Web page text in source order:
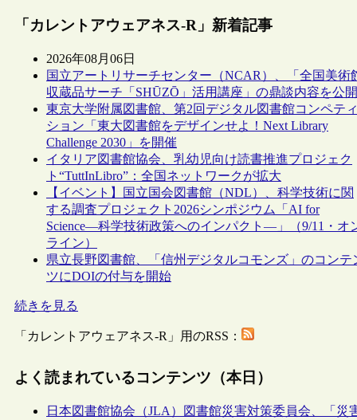
「カレントアウェアネス-R」新着記事
2026年08月06日
国立アートリサーチセンター（NCAR）、「全国美術
収蔵品サーチ「SHŪZŌ」活用講座」の鼎談内容を公開
東京大学附属図書館、第2回デジタル図書館コンペティ
ション「東大図書館をデザインせよ！Next Library
Challenge 2030」を開催
イタリア図書館協会、乳幼児向け読書推進プロジェク
ト“TuttInLibro”：全国ネットワークが拡大
【イベント】国立国会図書館（NDL）、科学技術に関
する調査プロジェクト2026シンポジウム「AI for
Science―科学技術政策へのインパクト―」（9/11・オ
ライン）
県立長野図書館、「信州デジタルコモンズ」のコンテ
ツにDOIの付与を開始
続きを見る
「カレントアウェアネス-R」用のRSS：
よく読まれているコンテンツ（本日）
日本図書館協会（JLA）図書館災害対策委員会、「災